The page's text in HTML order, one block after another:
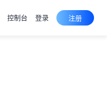
控制台 登录 注册